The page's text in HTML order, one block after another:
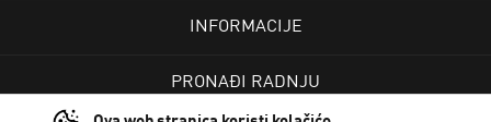
INFORMACIJE
PRONAĐI RADNJU